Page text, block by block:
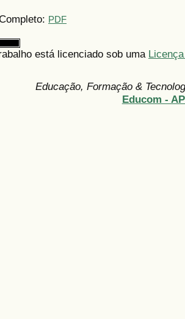
PDF
está licenciado sob uma
Educação, Formação &
Educom -